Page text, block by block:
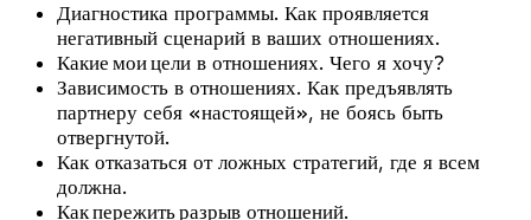
Диагностика программы. Как проявляется
негативный сценарий в ваших отношениях.
Какие мои цели в отношениях. Чего я хочу?
Зависимость в отношениях. Как предъявлять
партнеру себя «настоящей», не боясь быть
отвергнутой.
Как отказаться от ложных стратегий, где я всем
должна.
Как пережить разрыв отношений.